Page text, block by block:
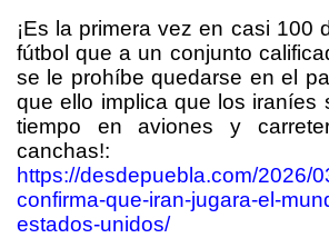
¡Es la primera vez en casi 100
fútbol que a un conjunto
se le prohíbe quedarse en el
que ello implica que los iraníes
tiempo en aviones y
canchas!:
https://desdepuebla.com/2026/
confirma-que-iran-jugara-el-
estados-unidos/